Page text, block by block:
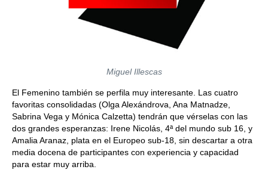
Miguel Illescas
El Femenino también se perfila muy interesante. Las cuatro
favoritas consolidadas (Olga Alexándrova, Ana Matnadze,
Sabrina Vega y Mónica Calzetta) tendrán que vérselas con las
dos grandes esperanzas: Irene Nicolás, 4ª del mundo sub 16, y
Amalia Aranaz, plata en el Europeo sub-18, sin descartar a otra
media docena de participantes con experiencia y capacidad
para estar muy arriba.